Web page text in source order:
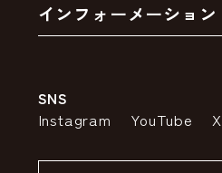
アウトレットセール
お支払いについて
インフォーメーション
特定商取引法の表示
SNS
Instagram YouTube X